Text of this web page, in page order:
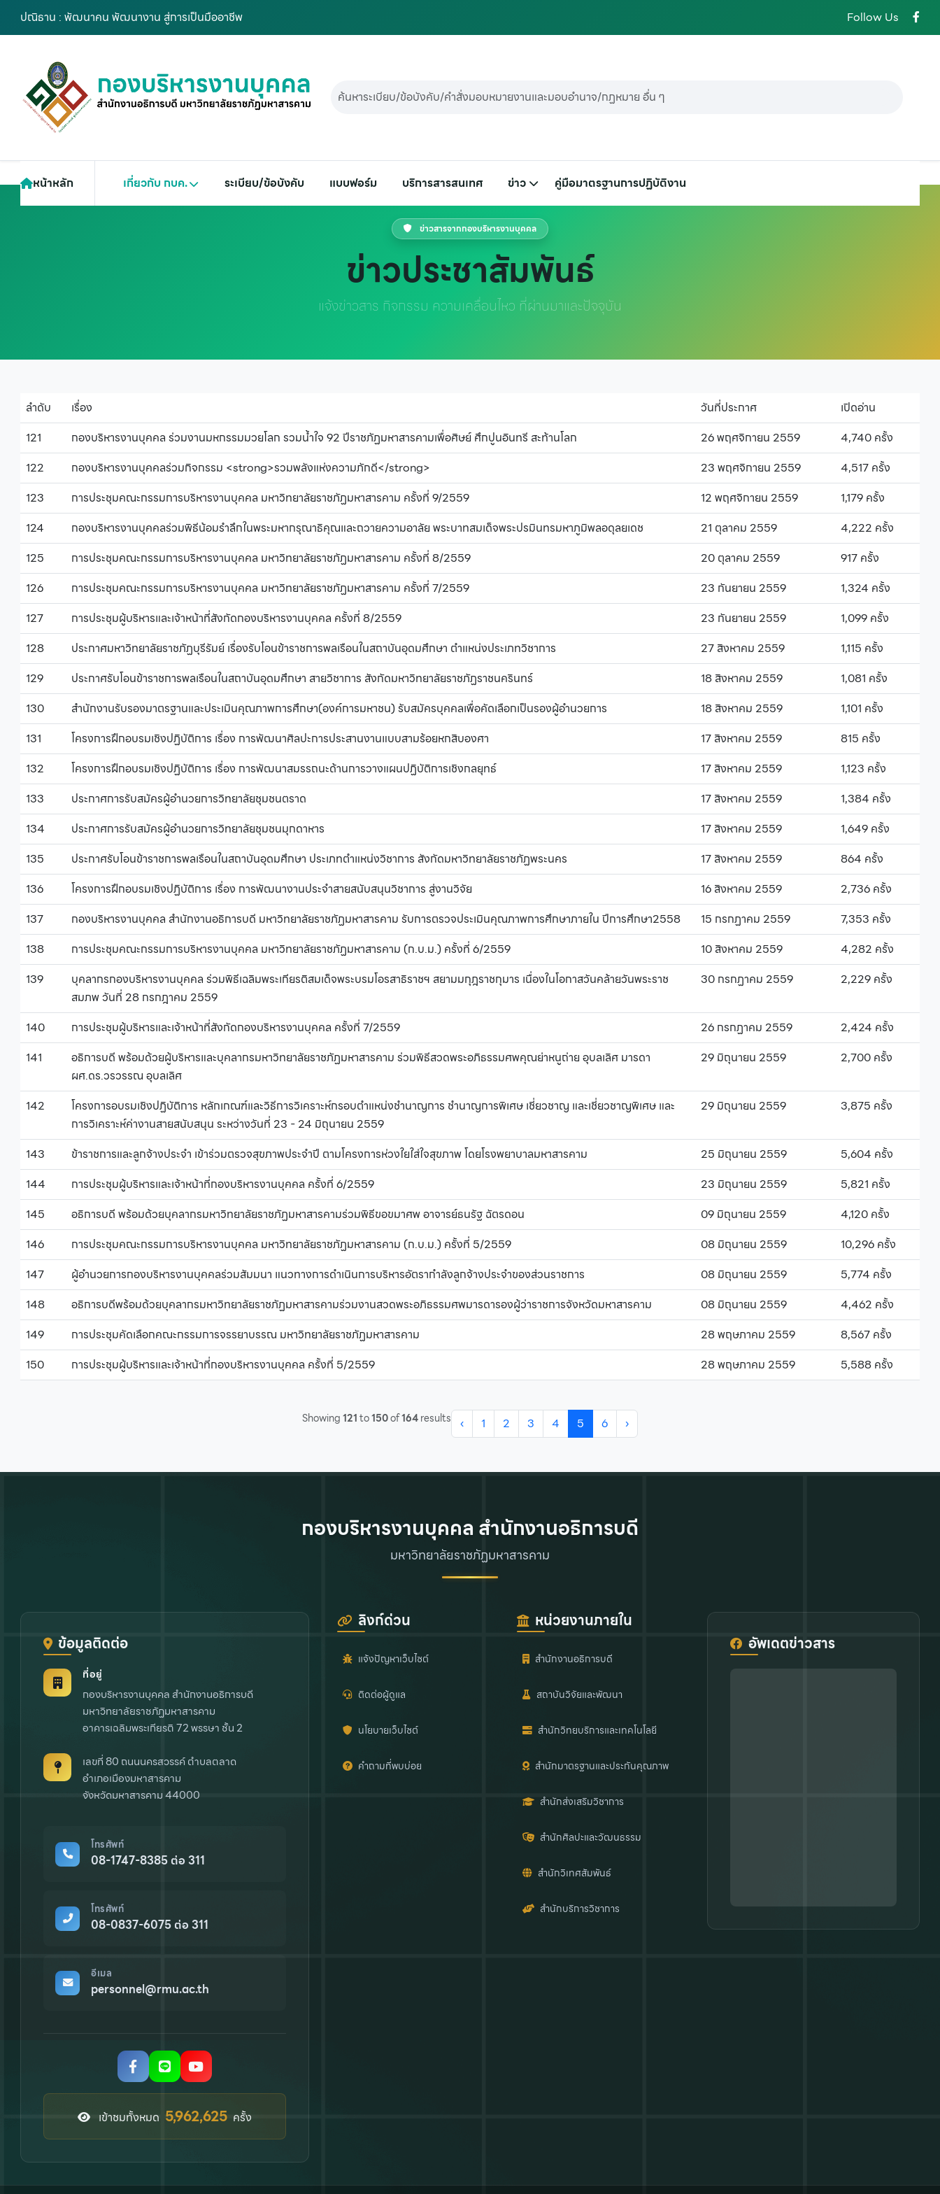
ปณิธาน : พัฒนาคน พัฒนางาน สู่การเป็นมืออาชีพ Follow Us
หน้าหลัก เกี่ยวกับ กบค. ระเบียบ/ข้อบังคับ แบบฟอร์ม บริการสารสนเทศ ข่าว คู่มือมาตรฐานการปฏิบัติงาน
ข่าวสารจากกองบริหารงานบุคคล
ข่าวประชาสัมพันธ์
แจ้งข่าวสาร กิจกรรม ความเคลื่อนไหว ที่ผ่านมาและปัจจุบัน
ลำดับ เรื่อง วันที่ประกาศ
เปิดอ่าน
121
กองบริหารงานบุคคล ร่วมงานมหกรรมมวยโลก รวมน้ำใจ 92 ปีราชภัฏมหาสารคามเพื่อศิษย์ ศึกปูนอินทรี สะท้านโลก 26 พฤศจิกายน 2559
4,740 ครั้ง
122
กองบริหารงานบุคคลร่วมกิจกรรม <strong>รวมพลังแห่งความภักดี</strong> 23 พฤศจิกายน 2559
4,517 ครั้ง
123
การประชุมคณะกรรมการบริหารงานบุคคล มหาวิทยาลัยราชภัฏมหาสารคาม ครั้งที่ 9/2559 12 พฤศจิกายน 2559
1,179 ครั้ง
124
กองบริหารงานบุคคลร่วมพิธีน้อมรำลึกในพระมหากรุณาธิคุณและถวายความอาลัย พระบาทสมเด็จพระปรมินทรมหาภูมิพลอดุลยเดช 21 ตุลาคม 2559
4,222 ครั้ง
125
การประชุมคณะกรรมการบริหารงานบุคคล มหาวิทยาลัยราชภัฏมหาสารคาม ครั้งที่ 8/2559 20 ตุลาคม 2559
917 ครั้ง
126
การประชุมคณะกรรมการบริหารงานบุคคล มหาวิทยาลัยราชภัฏมหาสารคาม ครั้งที่ 7/2559 23 กันยายน 2559
1,324 ครั้ง
127
การประชุมผู้บริหารและเจ้าหน้าที่สังกัดกองบริหารงานบุคคล ครั้งที่ 8/2559 23 กันยายน 2559
1,099 ครั้ง
128
ประกาศมหาวิทยาลัยราชภัฏบุรีรัมย์ เรื่องรับโอนข้าราชการพลเรือนในสถาบันอุดมศึกษา ตำแหน่งประเภทวิชาการ 27 สิงหาคม 2559
1,115 ครั้ง
129
ประกาศรับโอนข้าราชการพลเรือนในสถาบันอุดมศึกษา สายวิชาการ สังกัดมหาวิทยาลัยราชภัฏราชนครินทร์ 18 สิงหาคม 2559
1,081 ครั้ง
130
สำนักงานรับรองมาตรฐานและประเมินคุณภาพการศึกษา(องค์การมหาชน) รับสมัครบุคคลเพื่อคัดเลือกเป็นรองผู้อำนวยการ 18 สิงหาคม 2559
1,101 ครั้ง
131
โครงการฝึกอบรมเชิงปฏิบัติการ เรื่อง การพัฒนาศิลปะการประสานงานแบบสามร้อยหกสิบองศา 17 สิงหาคม 2559
815 ครั้ง
132
โครงการฝึกอบรมเชิงปฏิบัติการ เรื่อง การพัฒนาสมรรถนะด้านการวางแผนปฏิบัติการเชิงกลยุทธ์ 17 สิงหาคม 2559
1,123 ครั้ง
133
ประกาศการรับสมัครผู้อำนวยการวิทยาลัยชุมชนตราด 17 สิงหาคม 2559
1,384 ครั้ง
134
ประกาศการรับสมัครผู้อำนวยการวิทยาลัยชุมชนมุกดาหาร 17 สิงหาคม 2559
1,649 ครั้ง
135
ประกาศรับโอนข้าราชการพลเรือนในสถาบันอุดมศึกษา ประเภทตำแหน่งวิชาการ สังกัดมหาวิทยาลัยราชภัฏพระนคร 17 สิงหาคม 2559
864 ครั้ง
136
โครงการฝึกอบรมเชิงปฏิบัติการ เรื่อง การพัฒนางานประจำสายสนับสนุนวิชาการ สู่งานวิจัย 16 สิงหาคม 2559
2,736 ครั้ง
137
กองบริหารงานบุคคล สำนักงานอธิการบดี มหาวิทยาลัยราชภัฏมหาสารคาม รับการตรวจประเมินคุณภาพการศึกษาภายใน ปีการศึกษา2558 15 กรกฏาคม 2559
7,353 ครั้ง
138
การประชุมคณะกรรมการบริหารงานบุคคล มหาวิทยาลัยราชภัฏมหาสารคาม (ก.บ.ม.) ครั้งที่ 6/2559 10 สิงหาคม 2559
4,282 ครั้ง
139
บุคลากรกองบริหารงานบุคคล ร่วมพิธีเฉลิมพระเกียรติสมเด็จพระบรมโอรสาธิราชฯ สยามมกุฎราชกุมาร เนื่องในโอกาสวันคล้ายวันพระราช
สมภพ วันที่ 28 กรกฎาคม 2559
30 กรกฏาคม 2559 2,229 ครั้ง
140 การประชุมผู้บริหารและเจ้าหน้าที่สังกัดกองบริหารงานบุคคล ครั้งที่ 7/2559 26 กรกฏาคม 2559
2,424 ครั้ง
141
อธิการบดี พร้อมด้วยผู้บริหารและบุคลากรมหาวิทยาลัยราชภัฏมหาสารคาม ร่วมพิธีสวดพระอภิธรรมศพคุณย่าหนูถ่าย อุบลเลิศ มารดา
ผศ.ดร.วรวรรณ อุบลเลิศ
29 มิถุนายน 2559 2,700 ครั้ง
142
โครงการอบรมเชิงปฏิบัติการ หลักเกณฑ์และวิธีการวิเคราะห์กรอบตำแหน่งชำนาญการ ชำนาญการพิเศษ เชี่ยวชาญ และเชี่ยวชาญพิเศษ และ
การวิเคราะห์ค่างานสายสนับสนุน ระหว่างวันที่ 23 - 24 มิถุนายน 2559
29 มิถุนายน 2559 3,875 ครั้ง
143 ข้าราชการและลูกจ้างประจำ เข้าร่วมตรวจสุขภาพประจำปี ตามโครงการห่วงใยใส่ใจสุขภาพ โดยโรงพยาบาลมหาสารคาม 25 มิถุนายน 2559
5,604 ครั้ง
144
การประชุมผู้บริหารและเจ้าหน้าที่กองบริหารงานบุคคล ครั้งที่ 6/2559 23 มิถุนายน 2559
5,821 ครั้ง
145
อธิการบดี พร้อมด้วยบุคลากรมหาวิทยาลัยราชภัฏมหาสารคามร่วมพิธีขอขมาศพ อาจารย์ธนรัฐ ฉัตรดอน 09 มิถุนายน 2559
4,120 ครั้ง
146
การประชุมคณะกรรมการบริหารงานบุคคล มหาวิทยาลัยราชภัฏมหาสารคาม (ก.บ.ม.) ครั้งที่ 5/2559 08 มิถุนายน 2559
10,296 ครั้ง
147
ผู้อำนวยการกองบริหารงานบุคคลร่วมสัมมนา แนวทางการดำเนินการบริหารอัตรากำลังลูกจ้างประจำของส่วนราชการ 08 มิถุนายน 2559
5,774 ครั้ง
148
อธิการบดีพร้อมด้วยบุคลากรมหาวิทยาลัยราชภัฏมหาสารคามร่วมงานสวดพระอภิธรรมศพมารดารองผู้ว่าราชการจังหวัดมหาสารคาม 08 มิถุนายน 2559
4,462 ครั้ง
149
การประชุมคัดเลือกคณะกรรมการจรรยาบรรณ มหาวิทยาลัยราชภัฏมหาสารคาม 28 พฤษภาคม 2559
8,567 ครั้ง
150
การประชุมผู้บริหารและเจ้าหน้าที่กองบริหารงานบุคคล ครั้งที่ 5/2559 28 พฤษภาคม 2559 5,588 ครั้ง
Showing121to150of164results ‹ 1 2 3 4 5 6 ›
กองบริหารงานบุคคล สำนักงานอธิการบดี
มหาวิทยาลัยราชภัฏมหาสารคาม
ข้อมูลติดต่อ
ที่อยู่
กองบริหารงานบุคคล สำนักงานอธิการบดี
มหาวิทยาลัยราชภัฏมหาสารคาม
อาคารเฉลิมพระเกียรติ 72 พรรษา ชั้น 2
เลขที่ 80 ถนนนครสวรรค์ ตำบลตลาด
อำเภอเมืองมหาสารคาม
จังหวัดมหาสารคาม 44000
โทรศัพท์
08-1747-8385 ต่อ 311
โทรศัพท์
08-0837-6075 ต่อ 311
อีเมล
personnel@rmu.ac.th
เข้าชมทั้งหมด 8,152,977 ครั้ง
ลิงก์ด่วน
แจ้งปัญหาเว็บไซต์
ติดต่อผู้ดูแล
นโยบายเว็บไซต์
คำถามที่พบบ่อย
หน่วยงานภายใน
สำนักงานอธิการบดี
สถาบันวิจัยและพัฒนา
สำนักวิทยบริการและเทคโนโลยี
สำนักมาตรฐานและประกันคุณภาพ
สำนักส่งเสริมวิชาการ
สำนักศิลปะและวัฒนธรรม
สำนักวิเทศสัมพันธ์
สำนักบริการวิชาการ
อัพเดตข่าวสาร